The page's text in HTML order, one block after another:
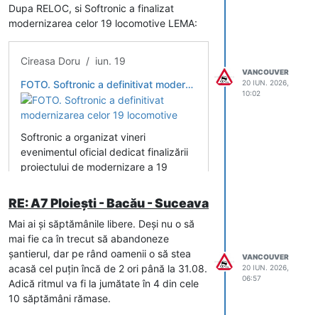
De ce contează diferenţa de un metru
Vechiul standard prevedea o bandă de
urgenţă de doar 1,5 m. Un autovehicul de
mare tonaj are însă o lăţime de până la
2,55 m: oprit forţat pe o bandă de 1,5 m,
depăşeşte cu peste un metru limita
acesteia şi pătrunde efectiv în prima
viitoare, ci şi celor aflate în faza de
proiectare, inclusiv acolo unde contractele
responsabilă, care aşază siguranţa rutieră
Dupa RELOC, si Softronic a finalizat
modernizarea celor 19 locomotive LEMA:
Cireasa Doru / iun. 19
FOTO. Softronic a definitivat modernizarea celor 19 locomotive
Softronic a organizat vineri
evenimentul oficial dedicat finalizării
proiectului de modernizare a 19
VANCOUVER
20 IUN. 2026,
10:02
RE: A7 Ploiești - Bacău - Suceava
Mai ai și săptămânile libere. Deși nu o să
mai fie ca în trecut să abandoneze
șantierul, dar pe rând oamenii o să stea
acasă cel puțin încă de 2 ori până la 31.08.
Adică ritmul va fi la jumătate în 4 din cele
10 săptămâni rămase.
VANCOUVER
20 IUN. 2026,
06:57